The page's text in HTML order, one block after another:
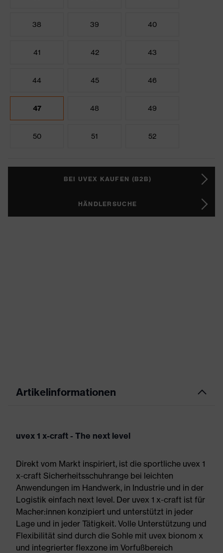
38 39 40
41 42 43
44 45 46
47 48 49
50 51 52
BEI UVEX KAUFEN (B2B)
HÄNDLERSUCHE
Artikelinformationen
uvex 1 x-craft - The next level
Direkt vom Markt inspiriert, ist die sportliche uvex 1
x-craft Sicherheitsschuhrange bei leichten
Anwendungen im Handwerk, in Industrie und in der
Logistik einfach next level. Der uvex 1 x-craft ist für
Macher:innen konzipiert und unterstützt in jeder
Lage und in jeder Tätigkeit. Volle Unterstützung und
Flexibilität sind durch die Sohle mit uvex bionom x
und integrierter flexzone im Vorfußbereich